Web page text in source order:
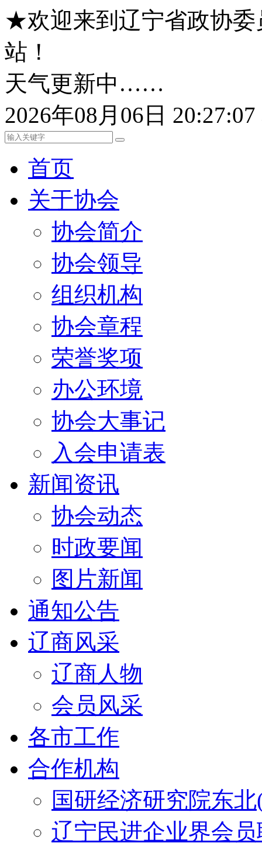
★欢迎来到辽宁省政协委
站！
天气更新中……
2026年08月06日
首页
关于协会
协会简介
协会领导
组织机构
协会章程
荣誉奖项
办公环境
协会大事记
入会申请表
新闻资讯
协会动态
时政要闻
图片新闻
通知公告
辽商风采
辽商人物
会员风采
各市工作
合作机构
国研经济研究院东
辽宁民进企业界会